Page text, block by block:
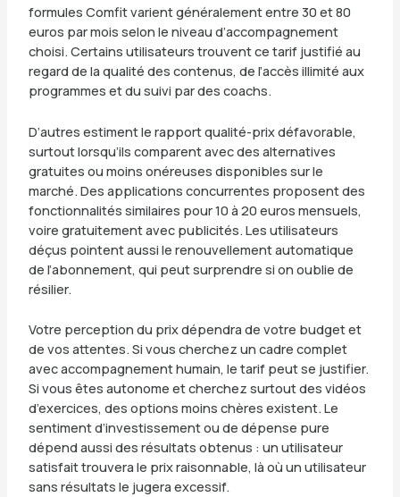
formules Comfit varient généralement entre 30 et 80
euros par mois selon le niveau d’accompagnement
choisi. Certains utilisateurs trouvent ce tarif justifié au
regard de la qualité des contenus, de l’accès illimité aux
programmes et du suivi par des coachs.
D’autres estiment le rapport qualité-prix défavorable,
surtout lorsqu’ils comparent avec des alternatives
gratuites ou moins onéreuses disponibles sur le
marché. Des applications concurrentes proposent des
fonctionnalités similaires pour 10 à 20 euros mensuels,
voire gratuitement avec publicités. Les utilisateurs
déçus pointent aussi le renouvellement automatique
de l’abonnement, qui peut surprendre si on oublie de
résilier.
Votre perception du prix dépendra de votre budget et
de vos attentes. Si vous cherchez un cadre complet
avec accompagnement humain, le tarif peut se justifier.
Si vous êtes autonome et cherchez surtout des vidéos
d’exercices, des options moins chères existent. Le
sentiment d’investissement ou de dépense pure
dépend aussi des résultats obtenus : un utilisateur
satisfait trouvera le prix raisonnable, là où un utilisateur
sans résultats le jugera excessif.